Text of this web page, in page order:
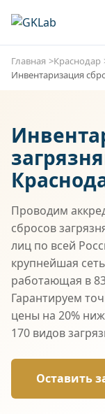
Главная Краснодар
Инвентаризация
Проводим
сбросов
лиц по всей
крупнейшая
работающая в
Гарантируем
цены на 20%
170 видов
Оставить